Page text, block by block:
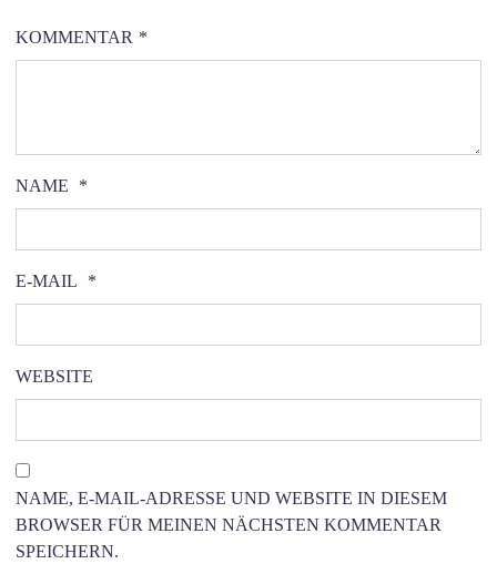
KOMMENTAR *
NAME *
E-MAIL *
WEBSITE
NAME, E-MAIL-ADRESSE UND WEBSITE IN DIESEM
BROWSER FÜR MEINEN NÄCHSTEN KOMMENTAR
SPEICHERN.